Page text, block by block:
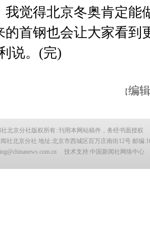
我觉得北京冬奥肯定能
的首钢也会让大家看到
说。(完)
【编
北京分社版权所有::刊用本网站稿件，务经书面授权
社北京分社 地址:北京市西城区百万庄南街12号 邮编
技术支持:中国新闻社网络中心